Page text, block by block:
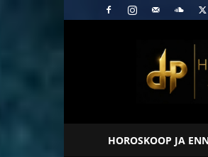
Hingepeegel
HOROSKOOP JA